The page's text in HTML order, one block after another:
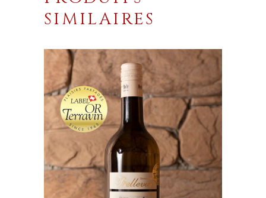
SIMILAIRES
Ce
produit